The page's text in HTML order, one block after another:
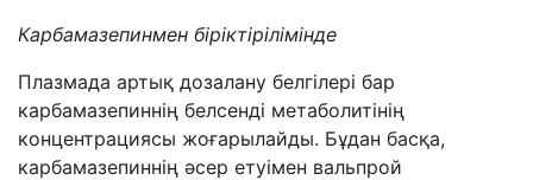
Карбамазепинмен біріктірілімінде
Плазмада артық дозалану белгілері бар
карбамазепиннің белсенді метаболитінің
концентрациясы жоғарылайды. Бұдан басқа,
карбамазепиннің әсер етуімен вальпрой